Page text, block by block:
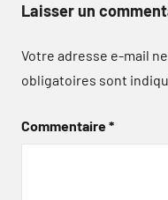
Laisser un
Votre adresse e-mail
obligatoires sont
Commentaire*